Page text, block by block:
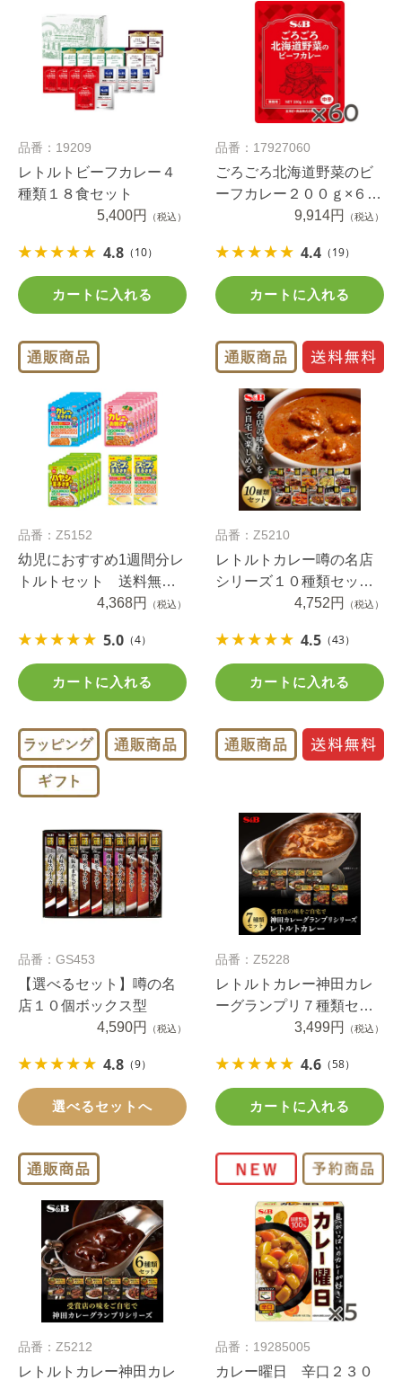
品番：19209
レトルトビーフカレー４
種類１８食セット
5,400円
（税込）
4.8 （10）
カートに入れる
品番：17927060
ごろごろ北海道野菜のビ
ーフカレー２００ｇ×６０
個（1ケース）9,914円 （税込）
4.4 （19）
カートに入れる
品番：Z5152
幼児におすすめ1週間分レ
トルトセット 送料無料
（当社負担）4,368円 （税込）
5.0 （4）
カートに入れる
品番：Z5210
レトルトカレー噂の名店
シリーズ１０種類セッ
ト 送料無料（当社負
4,752円 （税込）
4.5 （43）
カートに入れる
品番：GS453
【選べるセット】噂の名
店１０個ボックス型
4,590円
（税込）
4.8 （9）
選べるセットへ
品番：Z5228
レトルトカレー神田カレ
ーグランプリ７種類セッ
ト送料無料（当社負担）
3,499円 （税込）
4.6 （58）
カートに入れる
品番：Z5212
レトルトカレー神田カレ
品番：19285005
カレー曜日 辛口２３０